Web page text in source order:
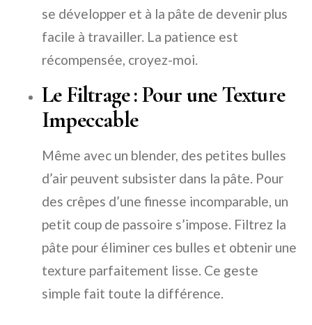
se développer et à la pâte de devenir plus
facile à travailler. La patience est
récompensée, croyez-moi.
Le Filtrage : Pour une Texture
Impeccable
Même avec un blender, des petites bulles
d’air peuvent subsister dans la pâte. Pour
des crêpes d’une finesse incomparable, un
petit coup de passoire s’impose. Filtrez la
pâte pour éliminer ces bulles et obtenir une
texture parfaitement lisse. Ce geste
simple fait toute la différence.